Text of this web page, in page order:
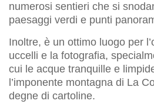
numerosi sentieri che si
paesaggi verdi e punti
Inoltre, è un ottimo luogo per
uccelli e la fotografia,
cui le acque tranquille e
l’imponente montagna di La
degne di cartoline.